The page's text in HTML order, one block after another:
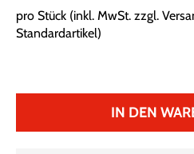
pro Stück (inkl. MwSt. zzgl.
Standardartikel)
IN DEN